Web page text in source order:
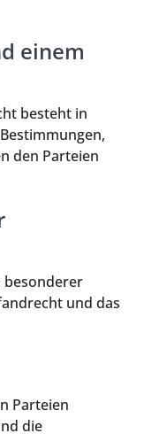
einem
besteht in
den Parteien
besonderer
und das
Parteien
die